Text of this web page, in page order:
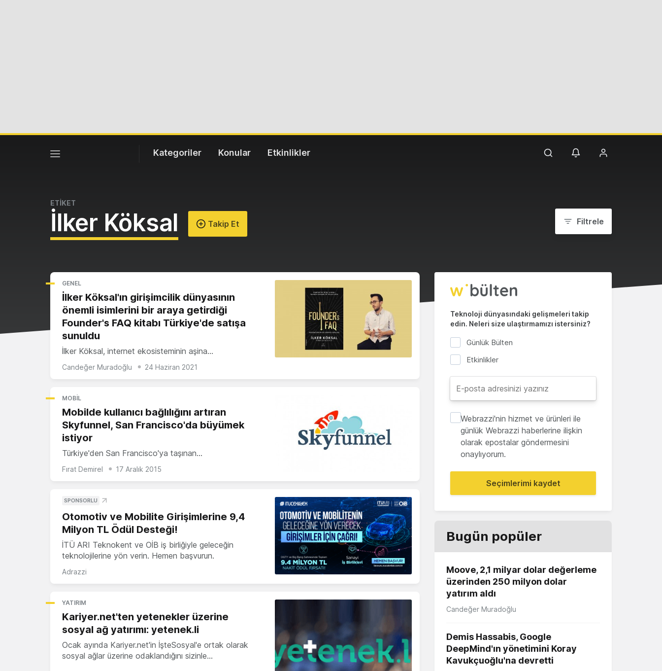
Kategoriler Konular Etkinlikler
ETİKET
İlker Köksal Takip Et Filtrele
GENEL
İlker Köksal'ın girişimcilik dünyasının
önemli isimlerini bir araya getirdiği
Founder's FAQ kitabı Türkiye'de satışa
sunuldu
İlker Köksal, internet ekosisteminin aşina…
Candeğer Muradoğlu 24 Haziran 2021
MOBIL
Mobilde kullanıcı bağlılığını artıran
Skyfunnel, San Francisco'da büyümek
istiyor
Türkiye'den San Francisco'ya taşınan…
Fırat Demirel 17 Aralık 2015
SPONSORLU
Otomotiv ve Mobilite Girişimlerine 9,4
Milyon TL Ödül Desteği!
İTÜ ARI Teknokent ve OİB iş birliğiyle geleceğin
teknolojilerine yön verin. Hemen başvurun.
Adrazzi
YATIRIM
Kariyer.net'ten yetenekler üzerine
sosyal ağ yatırımı: yetenek.li
Ocak ayında Kariyer.net'in İşteSosyal'e ortak olarak
sosyal ağlar üzerine odaklandığını sizinle…
Teknoloji dünyasındaki gelişmeleri takip
edin. Neleri size ulaştırmamızı istersiniz?
Günlük Bülten
Etkinlikler
Webrazzi'nin hizmet ve ürünleri ile
günlük Webrazzi haberlerine ilişkin
olarak epostalar göndermesini
onaylıyorum.
Seçimlerimi kaydet
Bugün popüler
Moove, 2,1 milyar dolar değerleme
üzerinden 250 milyon dolar
yatırım aldı
Candeğer Muradoğlu
Demis Hassabis, Google
DeepMind'ın yönetimini Koray
Kavukçuoğlu'na devretti